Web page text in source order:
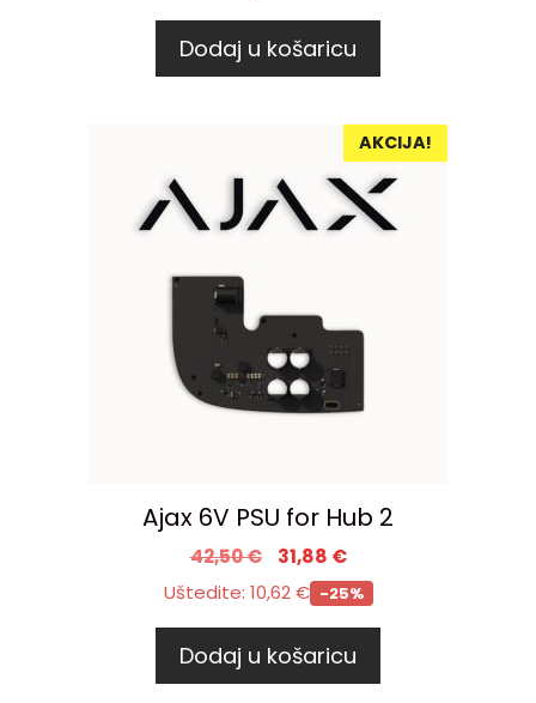
Dodaj u košaricu
AKCIJA!
Ajax 6V PSU for Hub 2
42,50€ 31,88 €
Uštedite: 10,62€ -25%
Dodaj u košaricu